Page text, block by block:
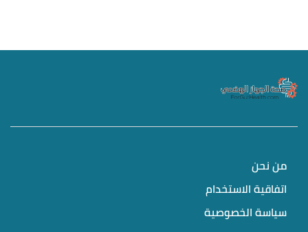
من نحن
اتفاقية الاستخدام
سياسة الخصوصية